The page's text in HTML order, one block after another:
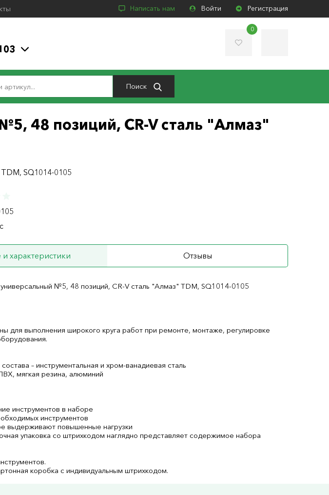
Написать нам Войти Регистрация
0
Поиск
48 позиций, CR-V сталь "Алмаз"
SQ1014-0105
характеристики Отзывы
№5, 48 позиций, CR-V сталь "Алмаз" TDM, SQ1014-0105
для выполнения широкого круга работ при ремонте, монтаже, регулировке
– инструментальная и хром-ванадиевая сталь
мягкая резина, алюминий
инструментов в наборе
инструментов
выдерживают повышенные нагрузки
упаковка со штрихкодом наглядно представляет содержимое набора
коробка с индивидуальным штрихкодом.